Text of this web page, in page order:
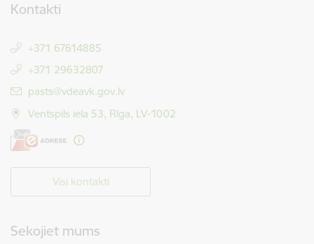
Kontakti
+371 67614885
+371 29632807
E-pasts:
pasts@vdeavk.gov.lv
Ventspils iela 53, Rīga, LV-1002
Visi kontakti
Sekojiet mums